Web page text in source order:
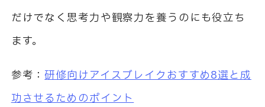
だけでなく思考力や観察力を養うのにも役立ち
ます。
参考：研修向けアイスブレイクおすすめ8選と成
功させるためのポイント